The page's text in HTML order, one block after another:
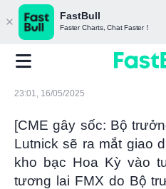
FastBull
Faster Charts, Chat Faster！
23:01, 16/05/2025
[CME gây sốc: Bộ
Lutnick sẽ ra mắt giao
kho bạc Hoa Kỳ vào
tương lai FMX do Bộ